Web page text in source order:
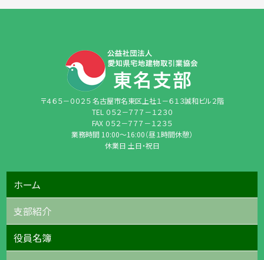
〒４６５－００２５ 名古屋市名東区上社１－６１３誠和ビル２階
TEL ０５２－７７７－１２３０
FAX ０５２－７７７－１２３５
業務時間 10:00〜16:00（昼１時間休憩）
休業日 土日・祝日
ホーム
支部紹介
役員名簿